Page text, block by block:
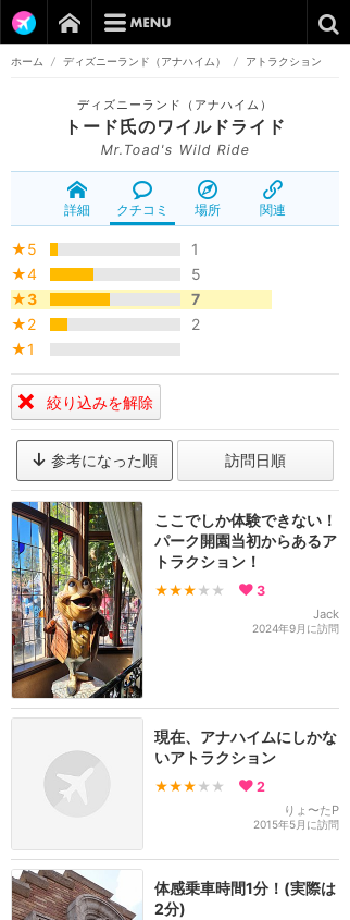
ホーム / ディズニーランド（アナハイム） / アトラクション
ディズニーランド（アナハイム）
トード氏のワイルドライド
Mr.Toad's Wild Ride
詳細 クチコミ 場所 関連
★5
1
★4
5
★3
7
★2
2
★1
絞り込みを解除
参考になった順 訪問日順
ここでしか体験できない！
パーク開園当初からあるア
トラクション！
★★★ ★★ 3
Jack
2024年9月に訪問
現在、アナハイムにしかな
いアトラクション
★★★ ★★ 2
りょ〜たP
2015年5月に訪問
体感乗車時間1分！(実際は
2分)